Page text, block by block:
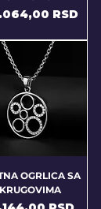
RSD
OGRLICA SA
KRUGOVIMA